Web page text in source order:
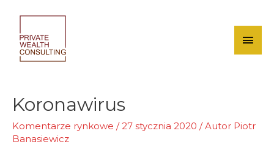
content
Main
Koronawirus
Komentarze rynkowe /27 stycznia 2020 / Autor Piotr
Banasiewicz